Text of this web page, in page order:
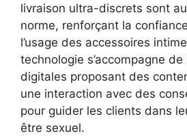
livraison ultra-discrets sont
norme, renforçant la
l’usage des accessoires
technologie s’accompagne
digitales proposant des
une interaction avec des
pour guider les clients dans
être sexuel.